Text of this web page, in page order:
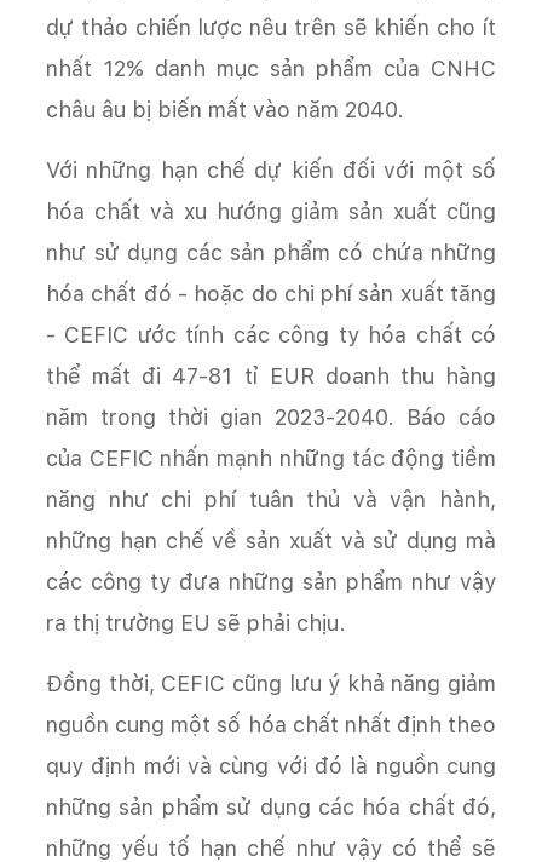
dự thảo chiến lược nêu trên sẽ khiến cho ít
nhất 12% danh mục sản phẩm của CNHC
châu âu bị biến mất vào năm 2040.
Với những hạn chế dự kiến đối với một số
hóa chất và xu hướng giảm sản xuất cũng
như sử dụng các sản phẩm có chứa những
hóa chất đó - hoặc do chi phí sản xuất tăng
- CEFIC ước tính các công ty hóa chất có
thể mất đi 47-81 tỉ EUR doanh thu hàng
năm trong thời gian 2023-2040. Báo cáo
của CEFIC nhấn mạnh những tác động tiềm
năng như chi phí tuân thủ và vận hành,
những hạn chế về sản xuất và sử dụng mà
các công ty đưa những sản phẩm như vậy
ra thị trường EU sẽ phải chịu.
Đồng thời, CEFIC cũng lưu ý khả năng giảm
nguồn cung một số hóa chất nhất định theo
quy định mới và cùng với đó là nguồn cung
những sản phẩm sử dụng các hóa chất đó,
những yếu tố hạn chế như vậy có thể sẽ